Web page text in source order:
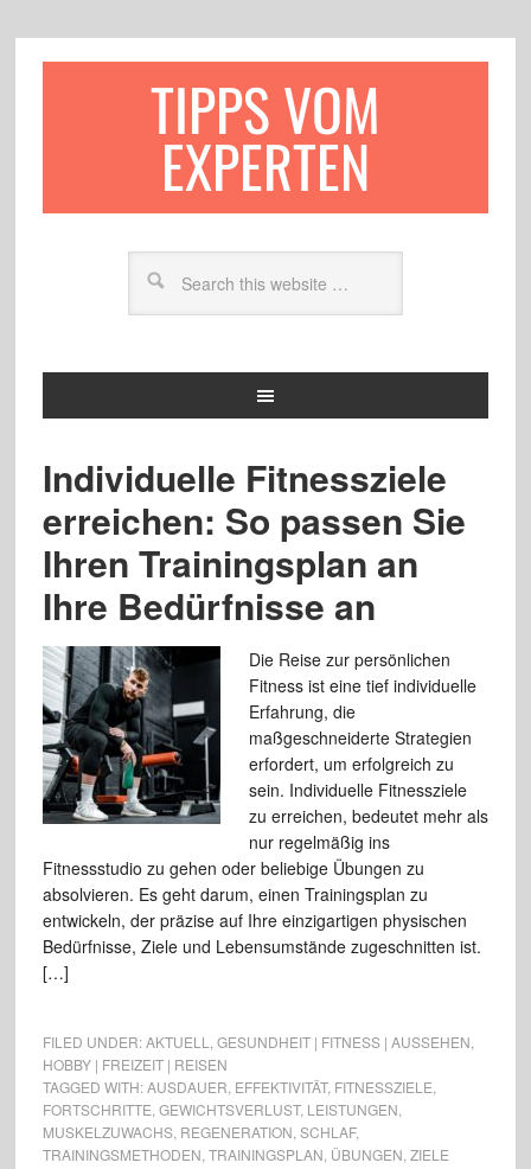
TIPPS VOM
EXPERTEN
Individuelle Fitnessziele
erreichen: So passen Sie
Ihren Trainingsplan an
Ihre Bedürfnisse an
Die Reise zur persönlichen
Fitness ist eine tief individuelle
Erfahrung, die
maßgeschneiderte Strategien
erfordert, um erfolgreich zu
sein. Individuelle Fitnessziele
zu erreichen, bedeutet mehr als
nur regelmäßig ins
Fitnessstudio zu gehen oder beliebige Übungen zu
absolvieren. Es geht darum, einen Trainingsplan zu
entwickeln, der präzise auf Ihre einzigartigen physischen
Bedürfnisse, Ziele und Lebensumstände zugeschnitten ist.
[…]
FILED UNDER:AKTUELL GESUNDHEIT | FITNESS | AUSSEHEN
HOBBY | FREIZEIT | REISEN
TAGGED WITH:AUSDAUER EFFEKTIVITÄT, FITNESSZIELE
FORTSCHRITTE GEWICHTSVERLUST, LEISTUNGEN
MUSKELZUWACHS, REGENERATION SCHLAF,
TRAININGSMETHODEN TRAININGSPLAN ÜBUNGEN ZIELE